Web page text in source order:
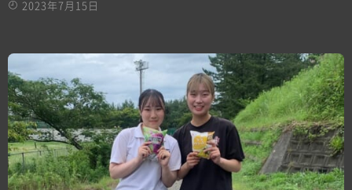
2023年7月15日